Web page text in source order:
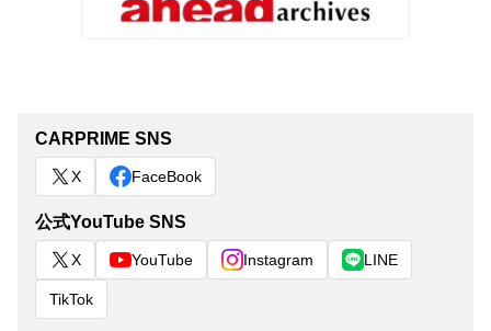
CARPRIME SNS
X FaceBook
公式YouTube SNS
X YouTube Instagram LINE
TikTok